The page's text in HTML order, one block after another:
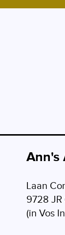
Ann's
Laan
9728 JR
(in Vos